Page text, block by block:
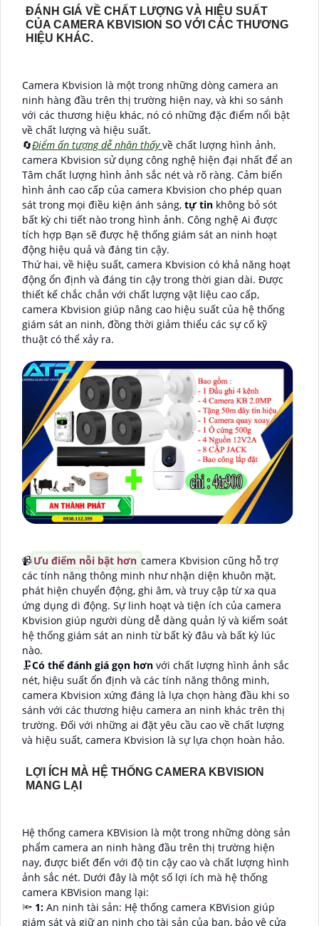
ĐÁNH GIÁ VỀ CHẤT LƯỢNG VÀ HIỆU SUẤT
CỦA CAMERA KBVISION SO VỚI CÁC THƯƠNG
HIỆU KHÁC.
Camera Kbvision là một trong những dòng camera an
ninh hàng đầu trên thị trường hiện nay, và khi so sánh
với các thương hiệu khác, nó có những đặc điểm nổi bật
về chất lượng và hiệu suất.
🔄Điểm ấn tượng dễ nhận thấyvề chất lượng hình ảnh,
camera Kbvision sử dụng công nghệ hiện đại nhất để an
Tâm chất lượng hình ảnh sắc nét và rõ ràng. Cảm biến
hình ảnh cao cấp của camera Kbvision cho phép quan
sát trong mọi điều kiện ánh sáng, tự tin không bỏ sót
bất kỳ chi tiết nào trong hình ảnh. Công nghệ Ai được
tích hợp Bạn sẽ được hệ thống giám sát an ninh hoạt
động hiệu quả và đáng tin cậy.
Thứ hai, về hiệu suất, camera Kbvision có khả năng hoạt
động ổn định và đáng tin cậy trong thời gian dài. Được
thiết kế chắc chắn với chất lượng vật liệu cao cấp,
camera Kbvision giúp nâng cao hiệu suất của hệ thống
giám sát an ninh, đồng thời giảm thiểu các sự cố kỹ
thuật có thể xảy ra.
📹 Ưu điểm nỗi bật hơn camera Kbvision cũng hỗ trợ
các tính năng thông minh như nhận diện khuôn mặt,
phát hiện chuyển động, ghi âm, và truy cập từ xa qua
ứng dụng di động. Sự linh hoạt và tiện ích của camera
Kbvision giúp người dùng dễ dàng quản lý và kiểm soát
hệ thống giám sát an ninh từ bất kỳ đâu và bất kỳ lúc
nào.
🗜️Có thể đánh giá gọn hơn với chất lượng hình ảnh sắc
nét, hiệu suất ổn định và các tính năng thông minh,
camera Kbvision xứng đáng là lựa chọn hàng đầu khi so
sánh với các thương hiệu camera an ninh khác trên thị
trường. Đối với những ai đặt yêu cầu cao về chất lượng
và hiệu suất, camera Kbvision là sự lựa chọn hoàn hảo.
LỢI ÍCH MÀ HỆ THỐNG CAMERA KBVISION
MANG LẠI
Hệ thống camera KBVision là một trong những dòng sản
phẩm camera an ninh hàng đầu trên thị trường hiện
nay, được biết đến với độ tin cậy cao và chất lượng hình
ảnh sắc nét. Dưới đây là một số lợi ích mà hệ thống
camera KBVision mang lại:
🔦 1: An ninh tài sản: Hệ thống camera KBVision giúp
giám sát và giữ an ninh cho tài sản của bạn, bảo vệ cửa